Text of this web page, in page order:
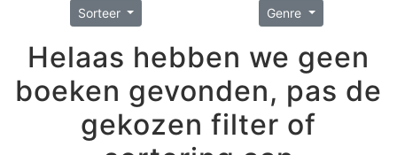
Sorteer Genre
Helaas hebben we geen
boeken gevonden, pas de
gekozen filter of